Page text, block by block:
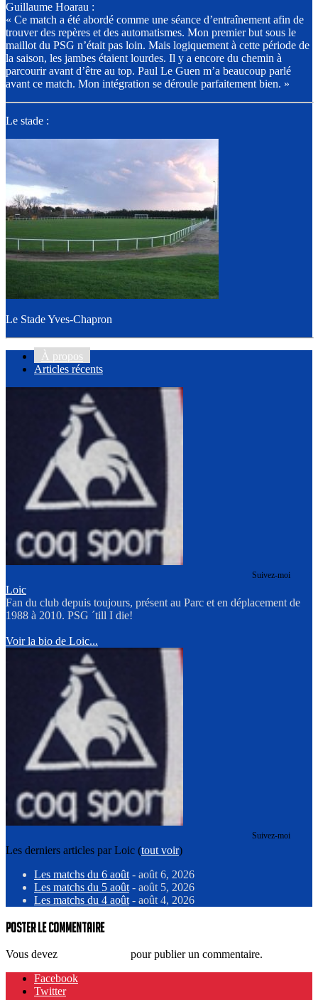
Guillaume Hoarau :
« Ce match a été abordé comme une séance d’entraînement afin de
trouver des repères et des automatismes. Mon premier but sous le
maillot du PSG n’était pas loin. Mais logiquement à cette période de
la saison, les jambes étaient lourdes. Il y a encore du chemin à
parcourir avant d’être au top. Paul Le Guen m’a beaucoup parlé
avant ce match. Mon intégration se déroule parfaitement bien. »
Le stade :
Le Stade Yves-Chapron
À propos
Articles récents
Suivez-moi
Loic
Fan du club depuis toujours, présent au Parc et en déplacement de
1988 à 2010. PSG ´till I die!
Voir la bio de Loic...
Suivez-moi
Les derniers articles par Loic (tout voir)
Les matchs du 6 août - août 6, 2026
Les matchs du 5 août - août 5, 2026
Les matchs du 4 août - août 4, 2026
Poster le commentaire
Vous devez
pour publier un commentaire.
Facebook
Twitter